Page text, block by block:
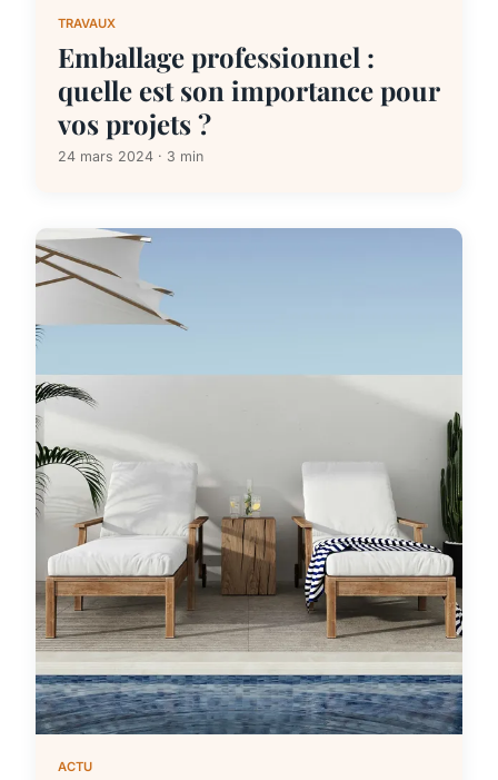
TRAVAUX
Emballage professionnel :
quelle est son importance pour
vos projets ?
24 mars 2024 · 3 min
ACTU